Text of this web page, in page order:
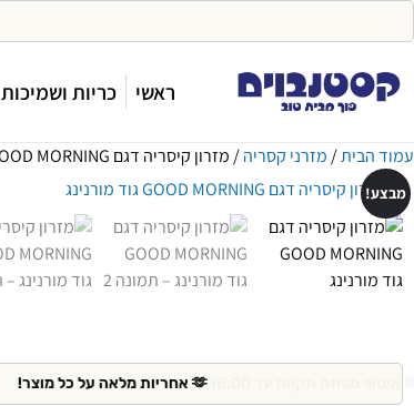
ראשי כריות ושמיכות
עמוד הבית/ מזרני קסריה/ מזרון קיסריה דגם GOOD MORNING גוד מורנינג
מבצע!
🫶 אחריות מלאה על כל מוצר!